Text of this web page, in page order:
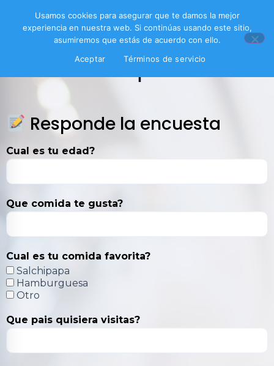
Encuesta EpicEra
Responde la encuesta
Cual es tu edad?
Que comida te gusta?
Cual es tu comida favorita?
Salchipapa
Hamburguesa
Otro
Que pais quisiera visitas?
Usamos cookies para asegurar que te damos la mejor
experiencia en nuestra web. Si continúas usando este sitio,
asumiremos que estás de acuerdo con ello.
Aceptar
Términos de servicio